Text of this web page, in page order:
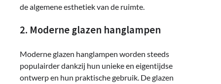
de algemene esthetiek van de ruimte.
2. Moderne glazen hanglampen
Moderne glazen hanglampen worden steeds
populairder dankzij hun unieke en eigentijdse
ontwerp en hun praktische gebruik. De glazen